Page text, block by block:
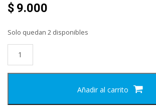
$ 9.000
Solo quedan 2 disponibles
Añadir al carrito